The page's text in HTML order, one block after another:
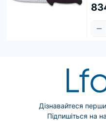
Дізнавайтеся
Підпишіться на